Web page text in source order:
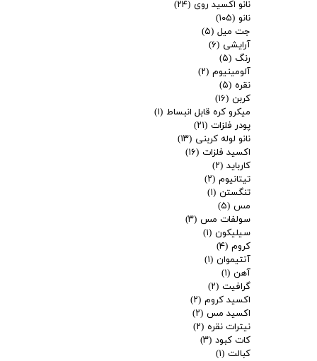
نانو اکسید روی (۲۴)
نانو (۱۰۵)
جت میل (۵)
آرایشی (۶)
رنگ (۵)
آلومینیوم (۲)
نقره (۵)
کربن (۱۶)
میکرو کره قابل انبساط (۱)
پودر فلزات (۲۱)
نانو لوله کربنی (۱۳)
اکسید فلزات (۱۶)
کارباید (۲)
تیتانیوم (۲)
تنگستن (۱)
مس (۵)
سولفات مس (۳)
سیلیکون (۱)
کروم (۴)
آنتیموان (۱)
آهن (۱)
گرافیت (۲)
اکسید کروم (۲)
اکسید مس (۲)
نیترات نقره (۲)
کات کبود (۳)
کبالت (۱)